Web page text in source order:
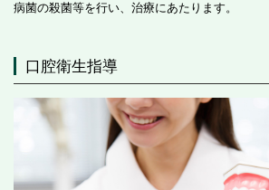
病菌の殺菌等を行い、治療にあたります。
口腔衛生指導